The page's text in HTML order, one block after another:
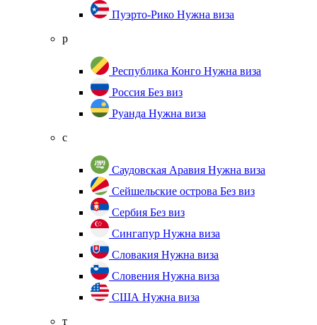
Пуэрто-Рико Нужна виза
р
Республика Конго Нужна виза
Россия Без виз
Руанда Нужна виза
с
Саудовская Аравия Нужна виза
Сейшельские острова Без виз
Сербия Без виз
Сингапур Нужна виза
Словакия Нужна виза
Словения Нужна виза
США Нужна виза
т